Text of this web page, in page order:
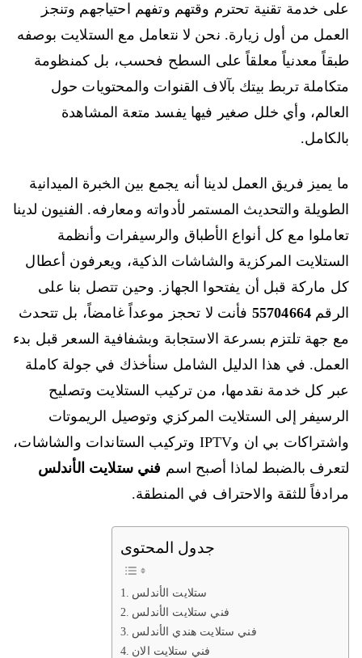
على خدمة تقنية تحترم وقتهم وتفهم احتياجهم وتنجز
العمل من أول زيارة. نحن لا نتعامل مع الستلايت بوصفه
طبقاً معدنياً معلقاً على السطح فحسب، بل كمنظومة
متكاملة تربط بيتك بآلاف القنوات والمحتويات حول
العالم، وأي خلل صغير فيها يفسد متعة المشاهدة
بالكامل.
ما يميز فريق العمل لدينا أنه يجمع بين الخبرة الميدانية
الطويلة والتحديث المستمر لأدواته ومعارفه. الفنيون لدينا
تعاملوا مع كل أنواع الأطباق والرسيفرات وأنظمة
الستلايت المركزية والشاشات الذكية، ويعرفون أعطال
كل ماركة قبل أن يفتحوا الجهاز. وحين تتصل بنا على
الرقم 55704664 فأنت لا تحجز موعداً غامضاً، بل تتحدث
مع جهة تلتزم بسرعة الاستجابة وبشفافية السعر قبل بدء
العمل. في هذا الدليل الشامل سنأخذك في جولة كاملة
عبر كل خدمة نقدمها، من تركيب الستلايت وتصليح
الرسيفر إلى الستلايت المركزي وتوصيل الريموتات
واشتراكات بي ان وIPTV وتركيب الستاندات والشاشات،
لتعرف بالضبط لماذا أصبح اسم فني ستلايت الأندلس
مرادفاً للثقة والاحتراف في المنطقة.
جدول المحتوى
ستلايت الأندلس
فني ستلايت الأندلس
فني ستلايت هندي الأندلس
فني ستلايت الان